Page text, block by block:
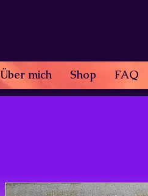
Über mich Shop FAQ